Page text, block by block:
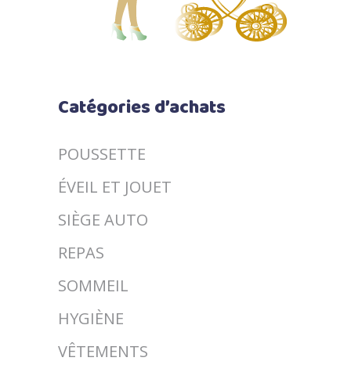
Catégories d’achats
POUSSETTE
ÉVEIL ET JOUET
SIÈGE AUTO
REPAS
SOMMEIL
HYGIÈNE
VÊTEMENTS